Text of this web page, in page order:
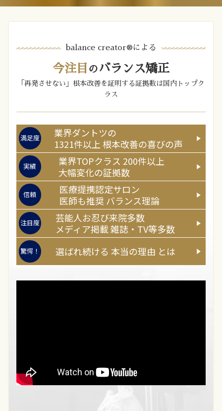
balance creator®︎による
今注目 の バランス矯正
「再発させない」根本改善を証明する証拠数は国内トップク
ラス
満足度
業界ダントツの
1321件以上根本改善の喜びの声
実績 業界TOPクラス 200件以上
大幅変化の証拠数
信頼
医療提携認定サロン
医師も推奨バランス理論
注目度
芸能人お忍び来院多数
メディア掲載雑誌・TV等多数
驚愕！ 選ばれ続ける 本当の理由 とは